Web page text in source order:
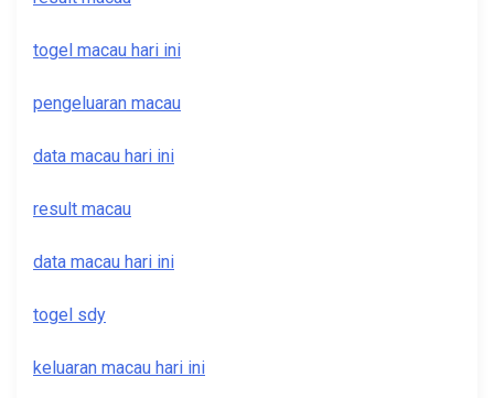
togel macau hari ini
pengeluaran macau
data macau hari ini
result macau
data macau hari ini
togel sdy
keluaran macau hari ini